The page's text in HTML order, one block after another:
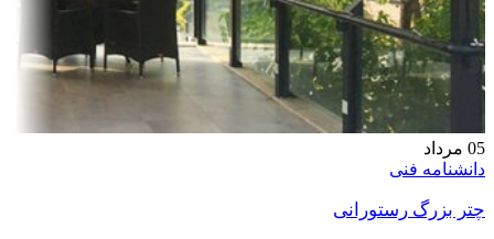
05 مرداد
دانشنامه فنی
چتر بزرگ رستورانی